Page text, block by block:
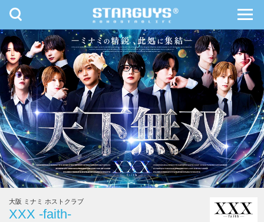
九州・沖縄 北海道・東北
toggle
navigation
大阪 ミナミ ホストクラブ
XXX -faith-